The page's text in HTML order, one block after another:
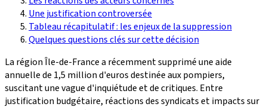
Une justification controversée
Tableau récapitulatif : les enjeux de la suppression
Quelques questions clés sur cette décision
La région Île-de-France a récemment supprimé une aide
annuelle de 1,5 million d'euros destinée aux pompiers,
suscitant une vague d'inquiétude et de critiques. Entre
justification budgétaire, réactions des syndicats et impacts sur